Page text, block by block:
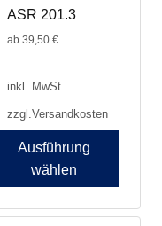
ASR 201.3
ab 39,50 €
inkl. MwSt.
zzgl.Versandkosten
Ausführung
wählen